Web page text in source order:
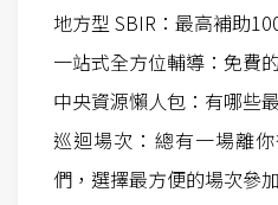
地方型 SBIR：最高補助
一站式全方位輔導：免費
中央資源懶人包：有哪些
巡迴場次：總有一場離
們，選擇最方便的場次參加